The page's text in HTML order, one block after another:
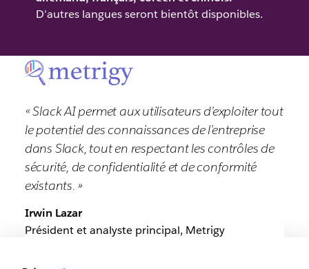
D’autres langues seront bientôt disponibles.
« Slack AI permet aux utilisateurs d’exploiter tout
le potentiel des connaissances de l’entreprise
dans Slack, tout en respectant les contrôles de
sécurité, de confidentialité et de conformité
existants. »
Irwin Lazar
Président et analyste principal, Metrigy